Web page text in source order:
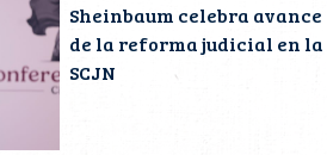
Triunfo histórico:
Sheinbaum celebra avance
de la reforma judicial en la